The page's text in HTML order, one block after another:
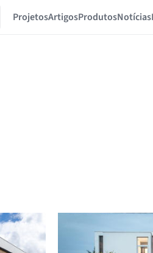
ProjetosArtigosProdutosNotícias